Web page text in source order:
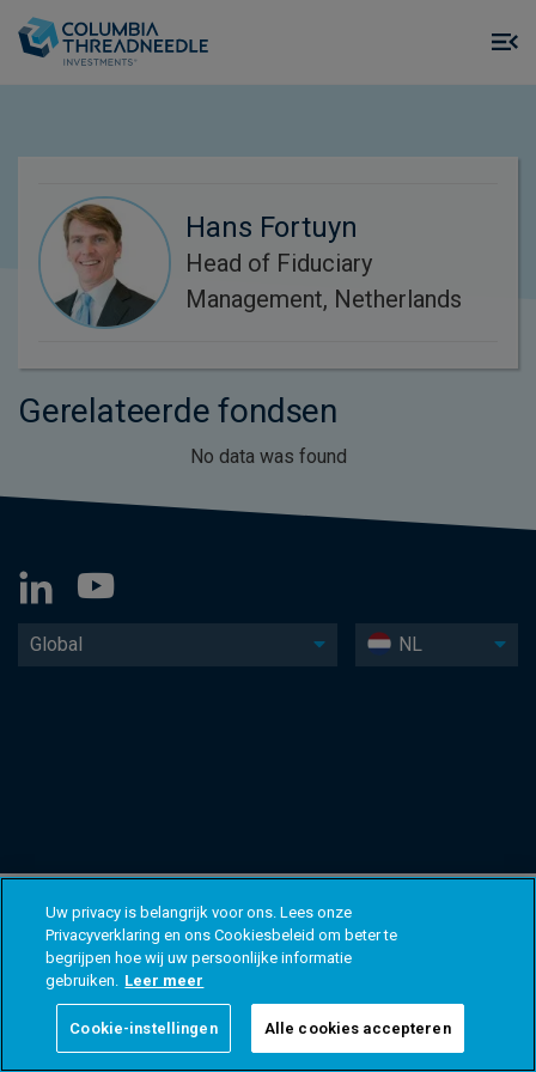
Hans Fortuyn
Head of Fiduciary
Management, Netherlands
Gerelateerde fondsen
No data was found
Global NL
Uw privacy is belangrijk voor ons. Lees onze
Privacyverklaring en ons Cookiesbeleid om beter te
begrijpen hoe wij uw persoonlijke informatie
gebruiken. Leer meer
Cookie-instellingen Alle cookies accepteren